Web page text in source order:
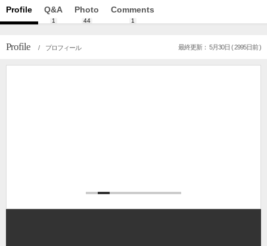
Profile Q&A
1
Photo
44
Comments
1
Profile / プロフィール 最終更新： 5月30日 ( 2995日前 )